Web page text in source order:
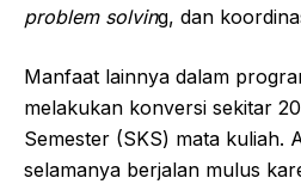
problem solving, dan
Manfaat lainnya dalam
melakukan konversi sekitar
Semester (SKS) mata kuliah.
selamanya berjalan mulus